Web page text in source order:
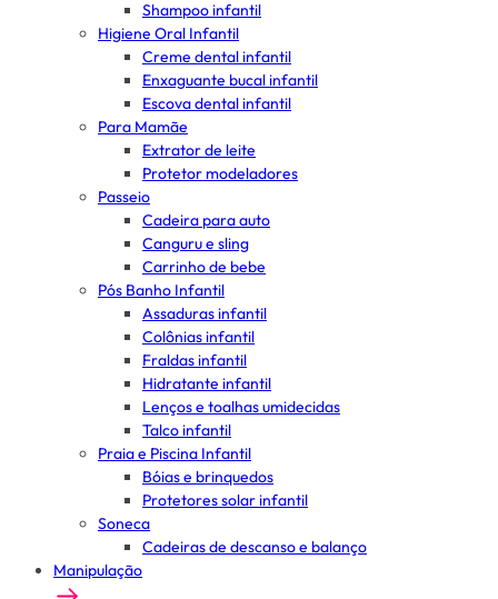
Shampoo infantil
Higiene Oral Infantil
Creme dental infantil
Enxaguante bucal infantil
Escova dental infantil
Para Mamãe
Extrator de leite
Protetor modeladores
Passeio
Cadeira para auto
Canguru e sling
Carrinho de bebe
Pós Banho Infantil
Assaduras infantil
Colônias infantil
Fraldas infantil
Hidratante infantil
Lenços e toalhas umidecidas
Talco infantil
Praia e Piscina Infantil
Bóias e brinquedos
Protetores solar infantil
Soneca
Cadeiras de descanso e balanço
Manipulação